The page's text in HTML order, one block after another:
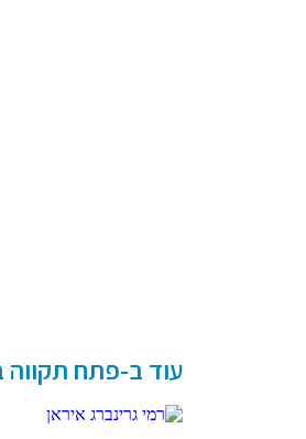
עוד ב-פתח